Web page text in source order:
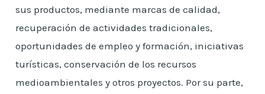
sus productos, mediante marcas de calidad,
recuperación de actividades tradicionales,
oportunidades de empleo y formación, iniciativas
turísticas, conservación de los recursos
medioambientales y otros proyectos. Por su parte,